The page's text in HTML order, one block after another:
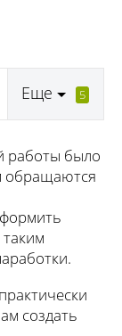
Еще 5
работы было
обращаются
создать